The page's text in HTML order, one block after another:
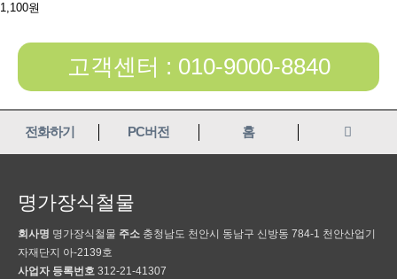
1,100원
고객센터 : 010-9000-8840
전화하기 PC버전 홈
명가장식철물
회사명 명가장식철물 주소 충청남도 천안시 동남구 신방동 784-1 천안산업기
자재단지 아-2139호
사업자 등록번호 312-21-41307